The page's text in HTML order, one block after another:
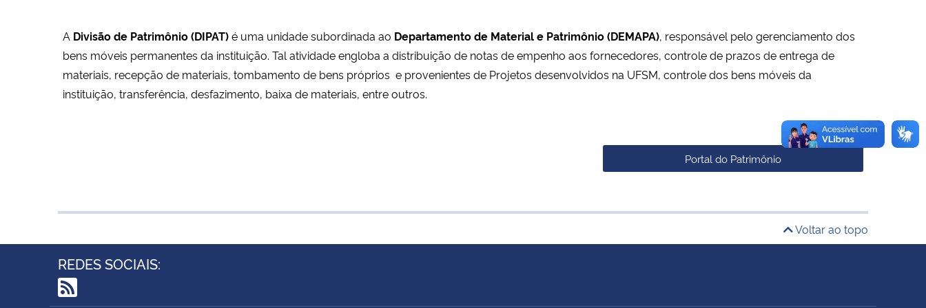
A Divisão de Patrimônio (DIPAT)é uma unidade subordinada ao Departamento de Material e Patrimônio (DEMAPA), responsável pelo gerenciamento dos
bens móveis permanentes da instituição. Tal atividade engloba a distribuição de notas de empenho aos fornecedores, controle de prazos de entrega de
materiais, recepção de materiais, tombamento de bens próprios e provenientes de Projetos desenvolvidos na UFSM, controle dos bens móveis da
instituição, transferência, desfazimento, baixa de materiais, entre outros.
Portal do Patrimônio
Voltar ao topo
REDES SOCIAIS: